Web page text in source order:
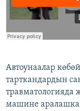
Автоунаалар
тарткандардын
машине